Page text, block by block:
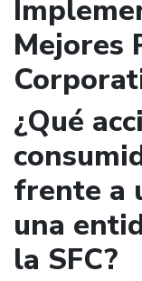
Mejores
¿Qué
frente a
una
la SFC?